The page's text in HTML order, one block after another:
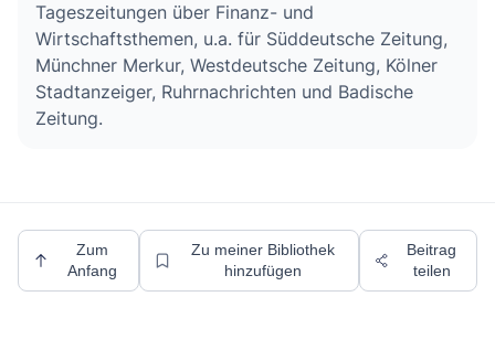
Tageszeitungen über Finanz- und
Wirtschaftsthemen, u.a. für Süddeutsche Zeitung,
Münchner Merkur, Westdeutsche Zeitung, Kölner
Stadtanzeiger, Ruhrnachrichten und Badische
Zeitung.
Zum
Anfang
Zu meiner Bibliothek
hinzufügen
Beitrag
teilen